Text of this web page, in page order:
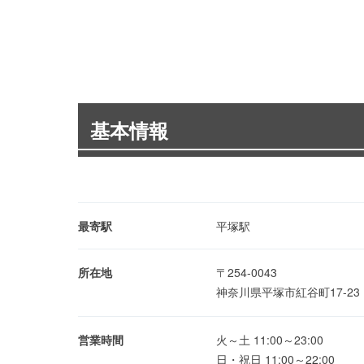
基本情報
最寄駅 平塚駅
所在地
〒254-0043
神奈川県平塚市紅谷町17-23
営業時間
火～土 11:00～23:00
日・祝日 11:00～22:00